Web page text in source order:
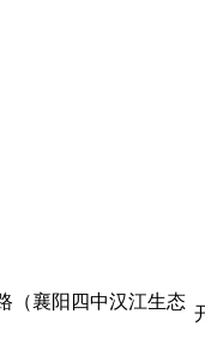
（襄阳四中汉江生态